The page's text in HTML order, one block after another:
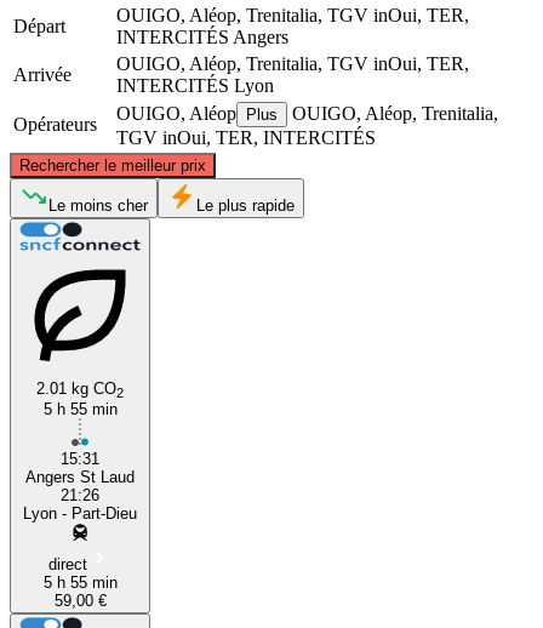
Départ
OUIGO, Aléop, Trenitalia, TGV inOui, TER,
INTERCITÉS Angers
Arrivée
OUIGO, Aléop, Trenitalia, TGV inOui, TER,
INTERCITÉS Lyon
Opérateurs
OUIGO, Aléop Plus
OUIGO, Aléop, Trenitalia,
TGV inOui, TER, INTERCITÉS
Rechercher le meilleur prix
Angers
©CARTO, ©OpenStreetMap
Le moins cher Le plus rapide
2.01 kg CO2
5 h 55 min
15:31
Angers St Laud
21:26
Lyon - Part-Dieu
direct
5 h 55 min
59,00 €